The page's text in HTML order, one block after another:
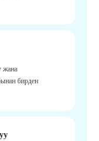
бирден